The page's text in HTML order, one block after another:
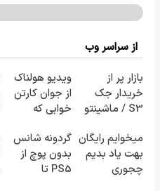
از سراسر وب
بازار پر از
خریدار جک
S3 / ماشینتو
بفروش
ویدیو هولناک
از جوان کارتن
خوابی که
آموزش رایگان میخوایم رایگان
بهت یاد بدیم
چجوری
گردونه شانس
بدون پوچ از
PS5 تا